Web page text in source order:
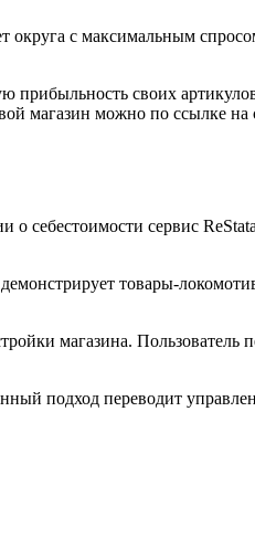
с максимальным
прибыльность своих
магазин можно по ссылке на
себестоимости сервис
товары-
магазина. Пользователь
подход переводит